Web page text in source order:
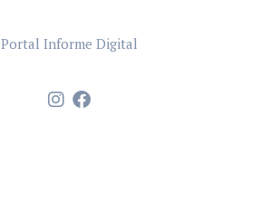
Portal Informe Digital